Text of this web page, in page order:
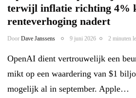
terwijl inflatie richting 4%
renteverhoging nadert
Door Dave Janssens 9 juni 2026 2 minuten
OpenAI dient vertrouwelijk een
mikt op een waardering van $1
mogelijk al in september. Apple…